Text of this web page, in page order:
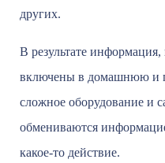
других.
В результате
включены в домашнюю и
сложное оборудование и
обмениваются
какое-то действие.